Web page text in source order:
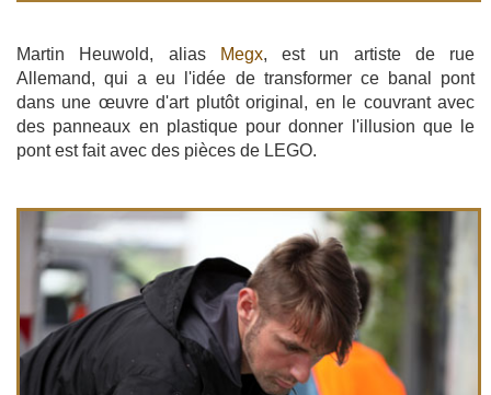
Martin Heuwold, alias Megx, est un artiste de rue
Allemand, qui a eu l'idée de transformer ce banal pont
dans une œuvre d'art plutôt original, en le couvrant avec
des panneaux en plastique pour donner l'illusion que le
pont est fait avec des pièces de LEGO.